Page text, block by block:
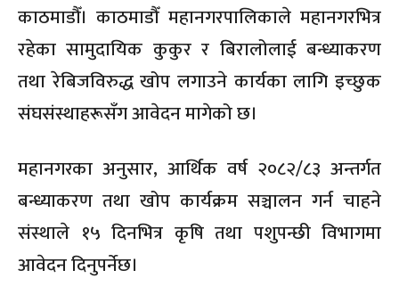
काठमाडौँ। काठमाडौँ महानगरपालिकाले महानगरभित्र
रहेका सामुदायिक कुकुर र बिरालोलाई बन्ध्याकरण
तथा रेबिजविरुद्ध खोप लगाउने कार्यका लागि इच्छुक
संघसंस्थाहरूसँग आवेदन मागेको छ।
महानगरका अनुसार, आर्थिक वर्ष २०८२/८३ अन्तर्गत
बन्ध्याकरण तथा खोप कार्यक्रम सञ्चालन गर्न चाहने
संस्थाले १५ दिनभित्र कृषि तथा पशुपन्छी विभागमा
आवेदन दिनुपर्नेछ।